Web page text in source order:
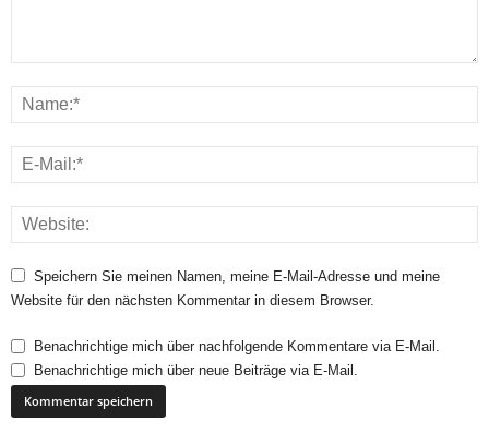
Speichern Sie meinen Namen, meine E-Mail-Adresse und meine
Website für den nächsten Kommentar in diesem Browser.
Benachrichtige mich über nachfolgende Kommentare via E-Mail.
Benachrichtige mich über neue Beiträge via E-Mail.